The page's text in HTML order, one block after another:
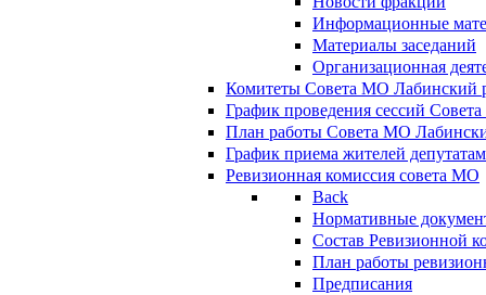
Информационные
Материалы заседаний
Организационная
Комитеты Совета МО Лабинский
График проведения сессий
План работы Совета МО
График приема жителей
Ревизионная комиссия совета МО
Back
Нормативные
Состав Ревизионной
План работы
Предписания